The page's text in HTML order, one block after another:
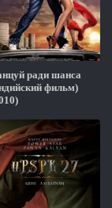
ради шанса
фильм)